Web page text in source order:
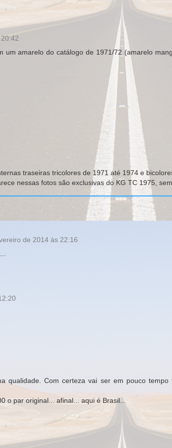
amarelo do catálogo de 1971/72 (amarelo
traseiras tricolores de 1971 até 1974 e
nessas fotos são exclusivas do KG TC 1975,
de 2014 às 22:16
qualidade. Com certeza vai ser em pouco
o par original... afinal... aqui é Brasil...